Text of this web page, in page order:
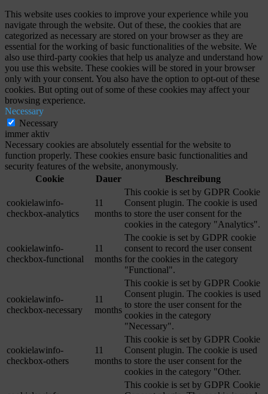
This website uses cookies to improve your experience while you
navigate through the website. Out of these, the cookies that are
categorized as necessary are stored on your browser as they are
essential for the working of basic functionalities of the website. We
also use third-party cookies that help us analyze and understand how
you use this website. These cookies will be stored in your browser
only with your consent. You also have the option to opt-out of these
cookies. But opting out of some of these cookies may affect your
browsing experience.
Necessary
Necessary
immer aktiv
Necessary cookies are absolutely essential for the website to
function properly. These cookies ensure basic functionalities and
security features of the website, anonymously.
Cookie
Dauer Beschreibung
cookielawinfo-
checkbox-analytics
11
months
This cookie is set by GDPR Cookie
Consent plugin. The cookie is used
to store the user consent for the
cookies in the category "Analytics".
cookielawinfo-
checkbox-functional
11
months
The cookie is set by GDPR cookie
consent to record the user consent
for the cookies in the category
"Functional".
cookielawinfo-
checkbox-necessary
11
months
This cookie is set by GDPR Cookie
Consent plugin. The cookies is used
to store the user consent for the
cookies in the category
"Necessary".
cookielawinfo-
checkbox-others
11
months
This cookie is set by GDPR Cookie
Consent plugin. The cookie is used
to store the user consent for the
cookies in the category "Other.
This cookie is set by GDPR Cookie